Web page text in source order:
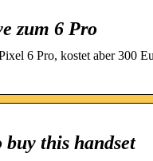
zum 6 Pro
6 Pro, kostet aber 300
buy this handset